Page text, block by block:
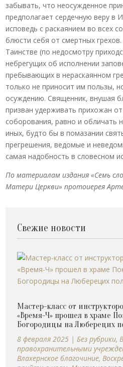
забывать, что неосужденное
предполагает сердечную веру в
исповедь с раскаянием во всех
блюсти себя от смертных
Таинстве (по недосмотру
небрегущих об исполнении
пребывающих в нераскаянном
только не приносит им пользы,
осуждению. Священник, внушая
призван удерживать прихожан
соборования, равно и обличать
иных, будто бы в помазании
прегрешения, ведомые и
самая надобность в словесном
По материалам издания «Семь
Матери Церкви» протоиерея
Свежие новости
Мастер-класс от
«Время-Ч» прошел в храме
Богородицы на Люберецих
8 февраля 2025 |Без рубрики,
правохранительными
Влахернское благочиние,